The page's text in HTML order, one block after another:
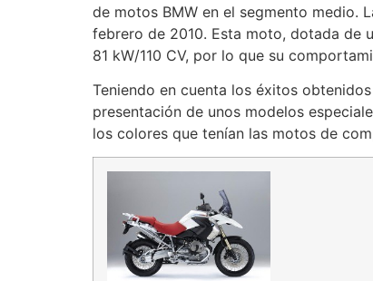
de motos BMW en el segmento medio.
febrero de 2010. Esta moto, dotada de
81 kW/110 CV, por lo que su
Teniendo en cuenta los éxitos
presentación de unos modelos
los colores que tenían las motos de